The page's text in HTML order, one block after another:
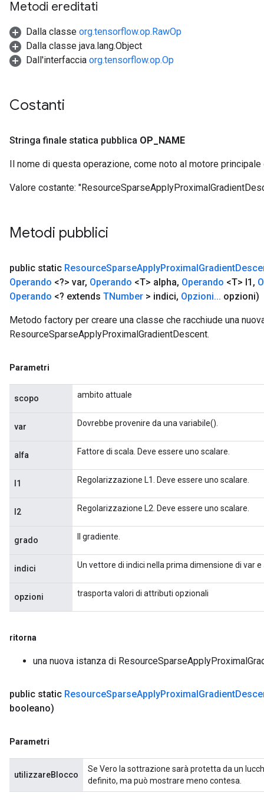
Metodi ereditati
Dalla classe org.tensorflow.op.RawOp
Dalla classe java.lang.Object
Dall'interfaccia org.tensorflow.op.Op
Costanti
Stringa finale statica pubblica OP NAME
Il nome di questa operazione, come noto al motore
Valore costante:
Metodi pubblici
public static ResourceSparseApplyProximalGradient
Operando <?> var, Operando <T> alpha, Operando <T> l1 ,
Operando <? extends TNumber > indici, Opzioni... opzioni)
Metodo factory per creare una classe che racchiude una
ResourceSparseApplyProximalGradientDescent.
Parametri
scopo ambito attuale
var Dovrebbe provenire da una variabile().
alfa Fattore di scala. Deve essere uno scalare.
l1 Regolarizzazione L1. Deve essere uno scalare.
l2 Regolarizzazione L2. Deve essere uno scalare.
grado Il gradiente.
indici Un vettore di indici nella prima dimensione di var e
opzioni trasporta valori di attributi opzionali
ritorna
una nuova istanza di
public static ResourceSparseApplyProximalGradient
booleano)
Parametri
utilizzareBlocco
Se Vero la sottrazione sarà protetta da un
definito, ma può mostrare meno contesa.